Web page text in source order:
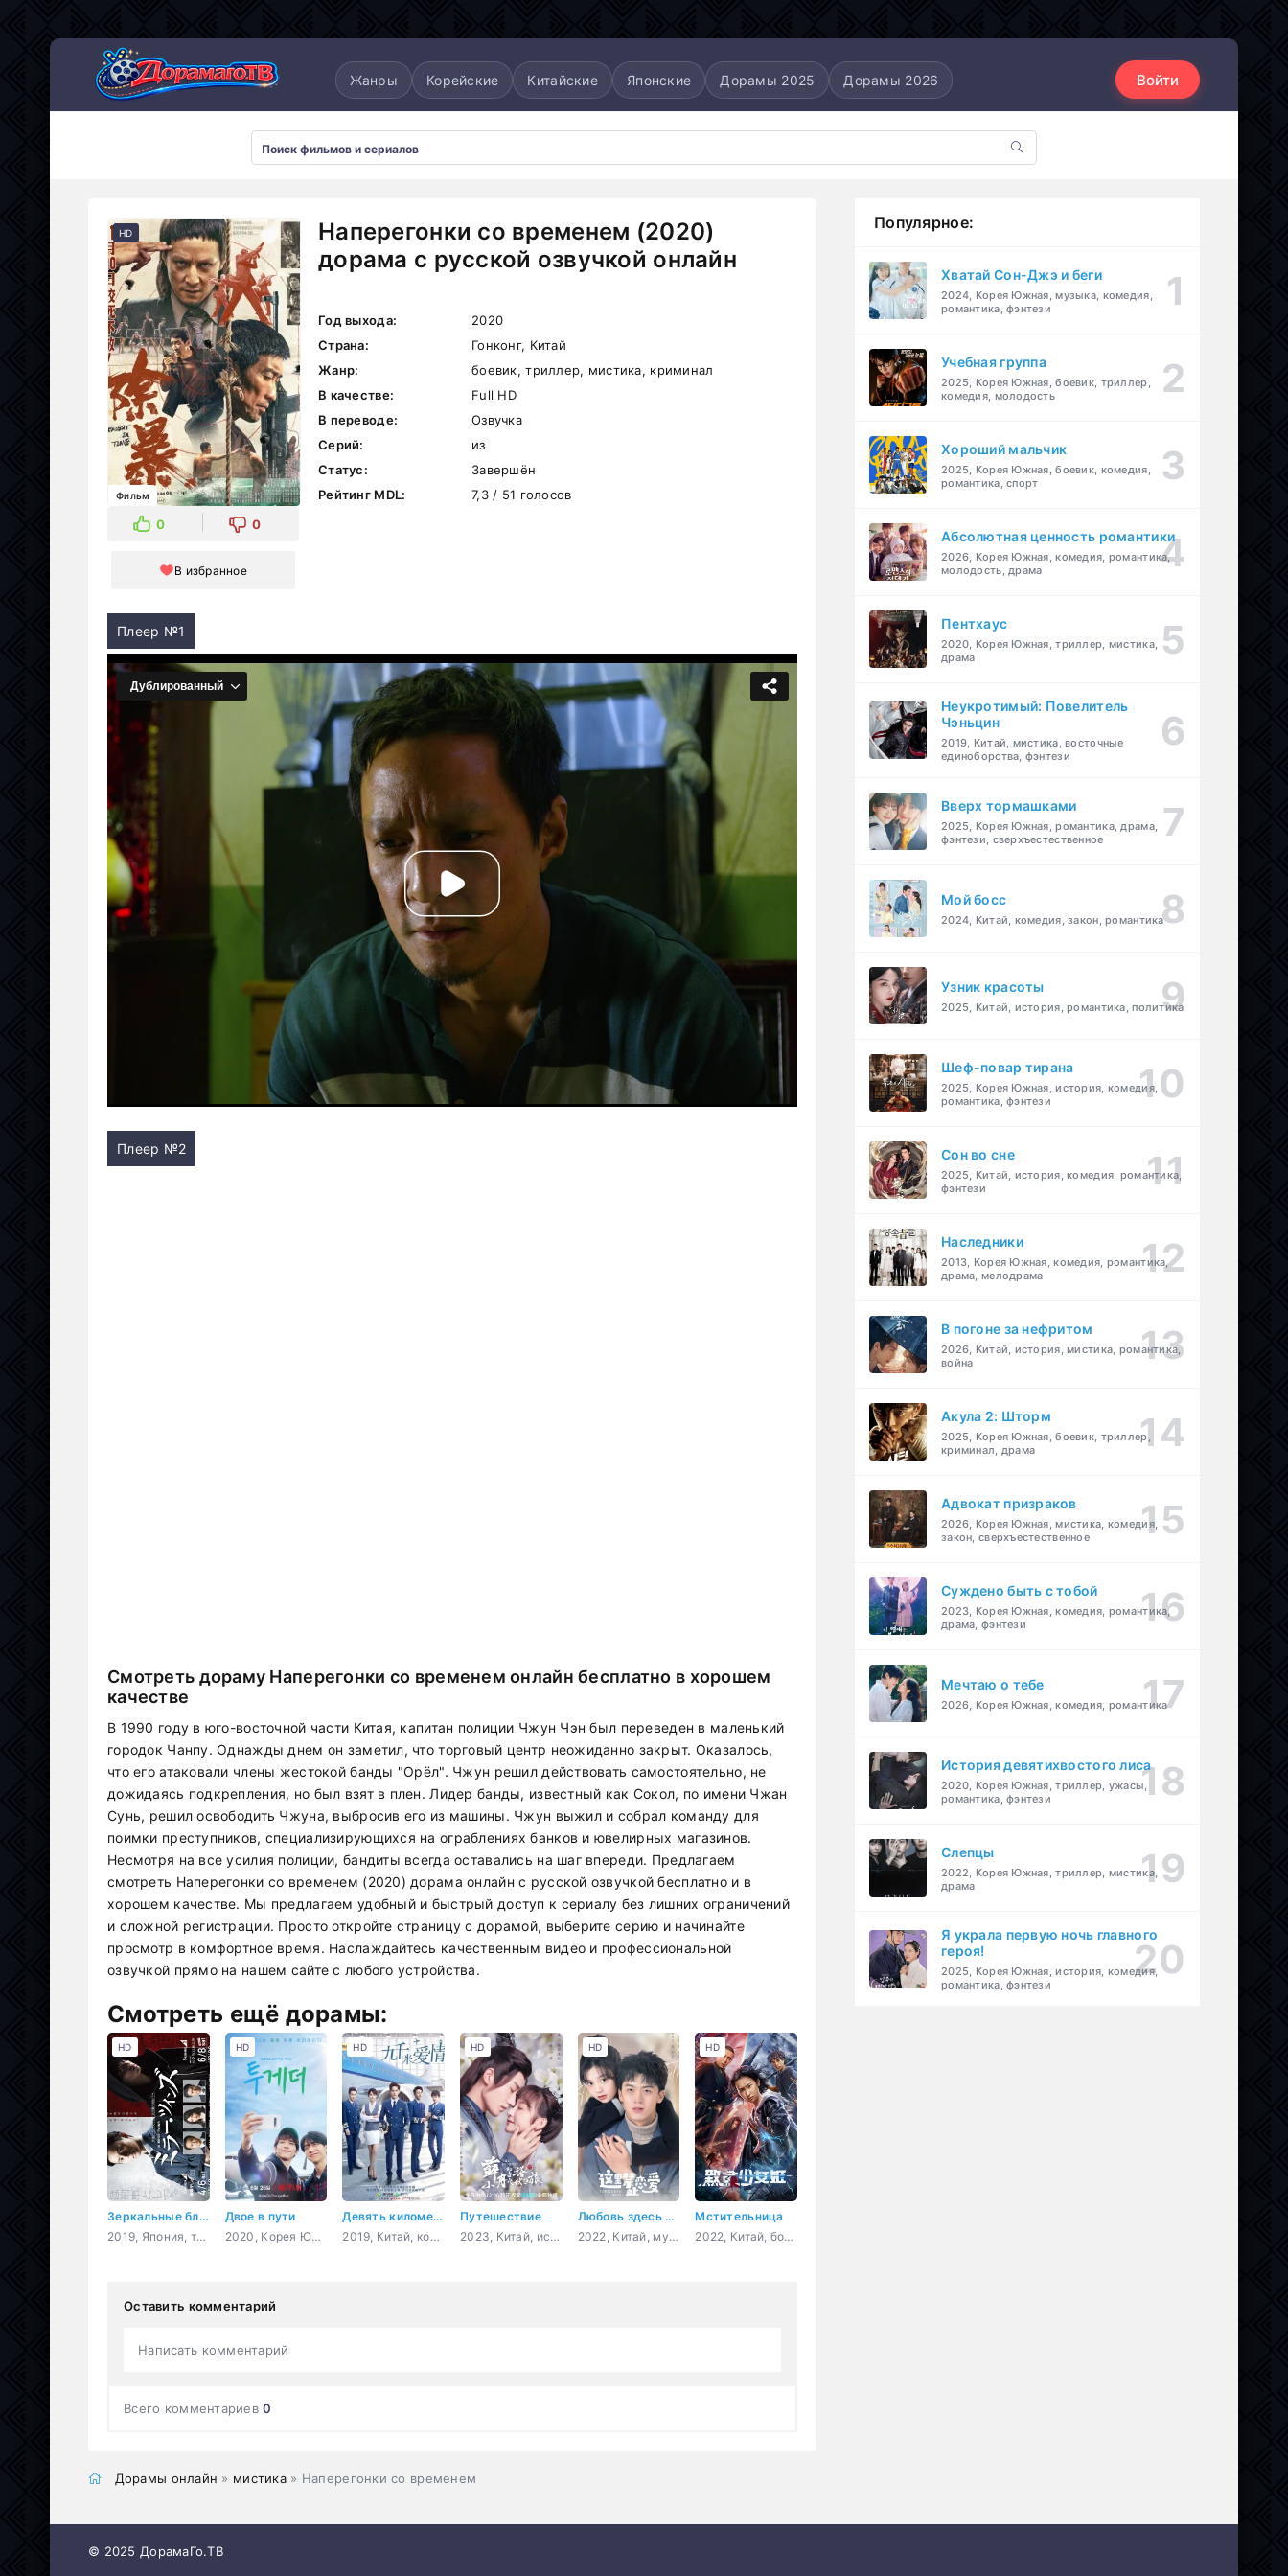
Жанры Корейские Китайские Японские Дорамы 2025 Дорамы 2026 Войти
HD
Фильм
0 0
В избранное
Наперегонки со временем (2020)
дорама с русской озвучкой онлайн
Год выхода:
2020
Страна:
Гонконг, Китай
Жанр:
боевик, триллер, мистика, криминал
В качестве:
Full HD
В переводе:
Озвучка
Серий:
из
Статус:
Завершён
Рейтинг MDL:
7,3 / 51 голосов
Плеер №1
Плеер №2
Смотреть дораму Наперегонки со временем онлайн бесплатно в хорошем
качестве
В 1990 году в юго-восточной части Китая, капитан полиции Чжун Чэн был переведен в маленький
городок Чанпу. Однажды днем он заметил, что торговый центр неожиданно закрыт. Оказалось,
что его атаковали члены жестокой банды "Орёл". Чжун решил действовать самостоятельно, не
дожидаясь подкрепления, но был взят в плен. Лидер банды, известный как Сокол, по имени Чжан
Сунь, решил освободить Чжуна, выбросив его из машины. Чжун выжил и собрал команду для
поимки преступников, специализирующихся на ограблениях банков и ювелирных магазинов.
Несмотря на все усилия полиции, бандиты всегда оставались на шаг впереди. Предлагаем
смотреть Наперегонки со временем (2020) дорама онлайн с русской озвучкой бесплатно и в
хорошем качестве. Мы предлагаем удобный и быстрый доступ к сериалу без лишних ограничений
и сложной регистрации. Просто откройте страницу с дорамой, выберите серию и начинайте
просмотр в комфортное время. Наслаждайтесь качественным видео и профессиональной
озвучкой прямо на нашем сайте с любого устройства.
Смотреть ещё дорамы:
Зеркальные близнецы
2019, Япония, триллер, мистика
HD
Двое в пути
2020, Корея Южная, приключения, комедия, повседневность
HD
Девять километров любви
2019, Китай, комедия, романтика, молодость, драма
HD
Путешествие
2023, Китай, история, романтика, драма, фэнтези
HD
Любовь здесь запрещена
2022, Китай, музыка, романтика
HD
Мстительница
2022, Китай, боевик, драма, sci-fi
HD
Оставить комментарий
Написать комментарий
Всего комментариев0
Дорамы онлайн » мистика » Наперегонки со временем
Популярное:
Хватай Сон-Джэ и беги
2024, Корея Южная, музыка, комедия,
романтика, фэнтези
Учебная группа
2025, Корея Южная, боевик, триллер,
комедия, молодость
Хороший мальчик
2025, Корея Южная, боевик, комедия,
романтика, спорт
Абсолютная ценность романтики
2026, Корея Южная, комедия, романтика,
молодость, драма
Пентхаус
2020, Корея Южная, триллер, мистика,
драма
Неукротимый: Повелитель
Чэньцин
2019, Китай, мистика, восточные
единоборства, фэнтези
Вверх тормашками
2025, Корея Южная, романтика, драма,
фэнтези, сверхъестественное
Мой босс
2024, Китай, комедия, закон, романтика
Узник красоты
2025, Китай, история, романтика, политика
Шеф-повар тирана
2025, Корея Южная, история, комедия,
романтика, фэнтези
Cон во сне
2025, Китай, история, комедия, романтика,
фэнтези
Наследники
2013, Корея Южная, комедия, романтика,
драма, мелодрама
В погоне за нефритом
2026, Китай, история, мистика, романтика,
война
Акула 2: Шторм
2025, Корея Южная, боевик, триллер,
криминал, драма
Адвокат призраков
2026, Корея Южная, мистика, комедия,
закон, сверхъестественное
Суждено быть с тобой
2023, Корея Южная, комедия, романтика,
драма, фэнтези
Мечтаю о тебе
2026, Корея Южная, комедия, романтика
История девятихвостого лиса
2020, Корея Южная, триллер, ужасы,
романтика, фэнтези
Слепцы
2022, Корея Южная, триллер, мистика,
драма
Я украла первую ночь главного
героя!
2025, Корея Южная, история, комедия,
романтика, фэнтези
© 2025 ДорамаГо.ТВ
Дорамы 2025 Дорамы 2026